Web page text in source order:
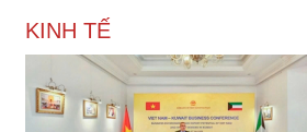
KINH TẾ